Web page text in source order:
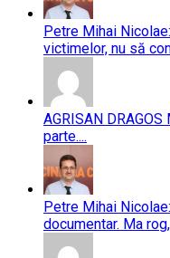
Petre Mihai
victimelor, nu să
AGRISAN
parte....
Petre Mihai
documentar. Ma